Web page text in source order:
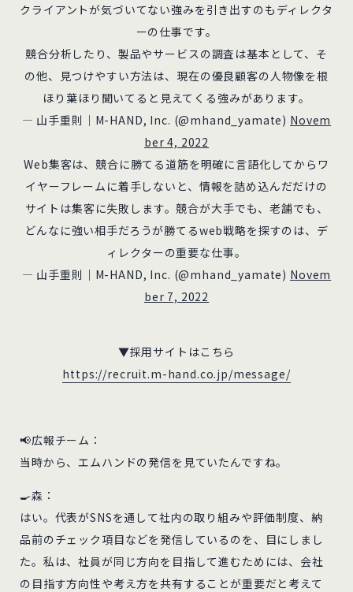
クライアントが気づいてない強みを引き出すのもディレクタ
ーの仕事です。
競合分析したり、製品やサービスの調査は基本として、そ
の他、見つけやすい方法は、現在の優良顧客の人物像を根
ほり葉ほり聞いてると見えてくる強みがあります。
— 山手重則｜M-HAND, Inc. (@mhand_yamate) Novem
ber 4, 2022
Web集客は、競合に勝てる道筋を明確に言語化してからワ
イヤーフレームに着手しないと、情報を詰め込んだだけの
サイトは集客に失敗します。競合が大手でも、老舗でも、
どんなに強い相手だろうが勝てるweb戦略を探すのは、デ
ィレクターの重要な仕事。
— 山手重則｜M-HAND, Inc. (@mhand_yamate) Novem
ber 7, 2022
▼採用サイトはこちら
https://recruit.m-hand.co.jp/message/
📢広報チーム：
当時から、エムハンドの発信を見ていたんですね。
🍳森：
はい。代表がSNSを通して社内の取り組みや評価制度、納
品前のチェック項目などを発信しているのを、目にしまし
た。私は、社員が同じ方向を目指して進むためには、会社
の目指す方向性や考え方を共有することが重要だと考えて